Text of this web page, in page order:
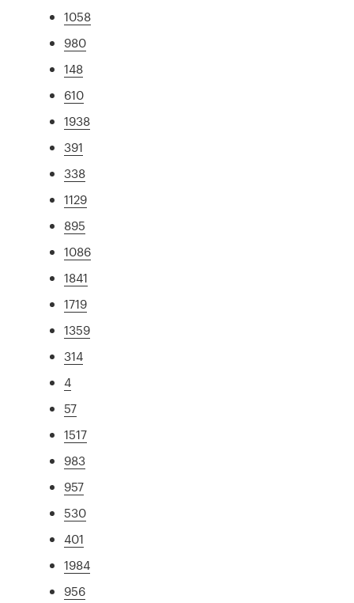
1058
980
148
610
1938
391
338
1129
895
1086
1841
1719
1359
314
4
57
1517
983
957
530
401
1984
956